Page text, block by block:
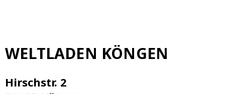
WELTLADEN KÖNGEN
Hirschstr. 2